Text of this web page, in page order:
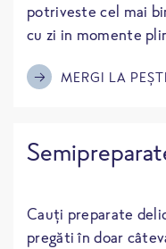
potriveste cel mai
cu zi in momente
MERGI LA
Cauți preparate
pregăti în doar